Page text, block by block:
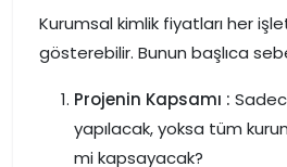
Kurumsal kimlik fiyatları her
gösterebilir. Bunun başlıca
Projenin Kapsamı :
yapılacak, yoksa tüm
mi kapsayacak?